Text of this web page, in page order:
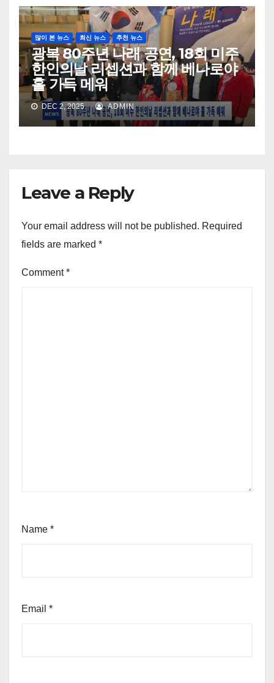
많이 본 뉴스 최신 뉴스 추천 뉴스
광복 80주년 나래 공연, 18회 미주
한인의날 리셉션과 함께 베나로야
홀 가득 메워
DEC 2, 2025 ADMIN
Leave a Reply
Your email address will not be published. Required
fields are marked *
Comment*
Name *
Email *